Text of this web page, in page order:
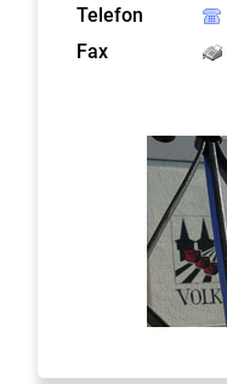
Telefon
Fax